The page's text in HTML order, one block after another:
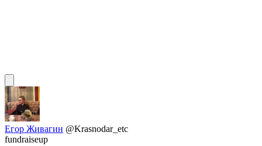
Егор Живагин @Krasnodar_etc
fundraiseup